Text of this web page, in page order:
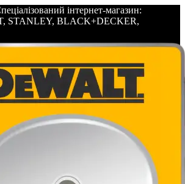
інтернет-магазин:
STANLEY, BLACK+DECKER,